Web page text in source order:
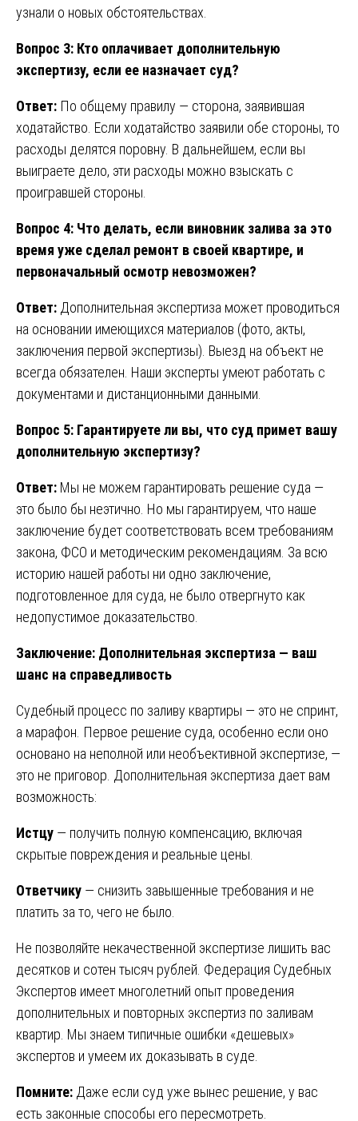
узнали о новых обстоятельствах.
Вопрос 3: Кто оплачивает дополнительную
экспертизу, если ее назначает суд?
Ответ: По общему правилу — сторона, заявившая
ходатайство. Если ходатайство заявили обе стороны, то
расходы делятся поровну. В дальнейшем, если вы
выиграете дело, эти расходы можно взыскать с
проигравшей стороны.
Вопрос 4: Что делать, если виновник залива за это
время уже сделал ремонт в своей квартире, и
первоначальный осмотр невозможен?
Ответ: Дополнительная экспертиза может проводиться
на основании имеющихся материалов (фото, акты,
заключения первой экспертизы). Выезд на объект не
всегда обязателен. Наши эксперты умеют работать с
документами и дистанционными данными.
Вопрос 5: Гарантируете ли вы, что суд примет вашу
дополнительную экспертизу?
Ответ: Мы не можем гарантировать решение суда —
это было бы неэтично. Но мы гарантируем, что наше
заключение будет соответствовать всем требованиям
закона, ФСО и методическим рекомендациям. За всю
историю нашей работы ни одно заключение,
подготовленное для суда, не было отвергнуто как
недопустимое доказательство.
Заключение: Дополнительная экспертиза — ваш
шанс на справедливость
Судебный процесс по заливу квартиры — это не спринт,
а марафон. Первое решение суда, особенно если оно
основано на неполной или необъективной экспертизе, —
это не приговор. Дополнительная экспертиза дает вам
возможность:
Истцу — получить полную компенсацию, включая
скрытые повреждения и реальные цены.
Ответчику — снизить завышенные требования и не
платить за то, чего не было.
Не позволяйте некачественной экспертизе лишить вас
десятков и сотен тысяч рублей. Федерация Судебных
Экспертов имеет многолетний опыт проведения
дополнительных и повторных экспертиз по заливам
квартир. Мы знаем типичные ошибки «дешевых»
экспертов и умеем их доказывать в суде.
Помните: Даже если суд уже вынес решение, у вас
есть законные способы его пересмотреть.